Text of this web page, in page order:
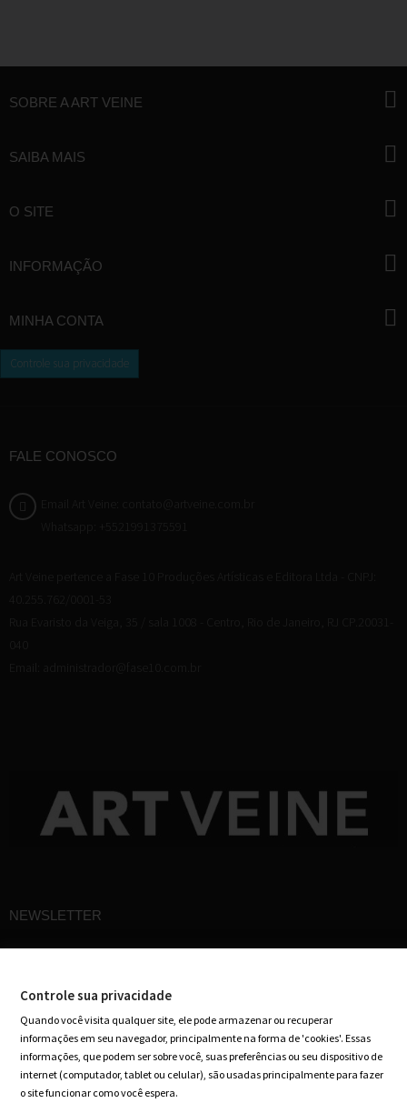
SOBRE A ART VEINE
SAIBA MAIS
O SITE
INFORMAÇÃO
MINHA CONTA
Controle sua privacidade
FALE CONOSCO
NEWSLETTER
Controle sua privacidade
Quando você visita qualquer site, ele pode armazenar ou recuperar
informações em seu navegador, principalmente na forma de 'cookies'. Essas
informações, que podem ser sobre você, suas preferências ou seu dispositivo de
internet (computador, tablet ou celular), são usadas principalmente para fazer
o site funcionar como você espera.